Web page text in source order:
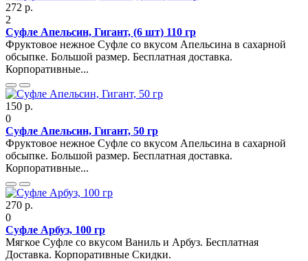
272 р.
2
Суфле Апельсин, Гигант, (6 шт) 110 гр
Фруктовое нежное Суфле со вкусом Апельсина в сахарной
обсыпке. Большой размер. Бесплатная доставка.
Корпоративные...
150 р.
0
Суфле Апельсин, Гигант, 50 гр
Фруктовое нежное Суфле со вкусом Апельсина в сахарной
обсыпке. Большой размер. Бесплатная доставка.
Корпоративные...
270 р.
0
Суфле Арбуз, 100 гр
Мягкое Суфле со вкусом Ваниль и Арбуз. Бесплатная
Доставка. Корпоративные Скидки.